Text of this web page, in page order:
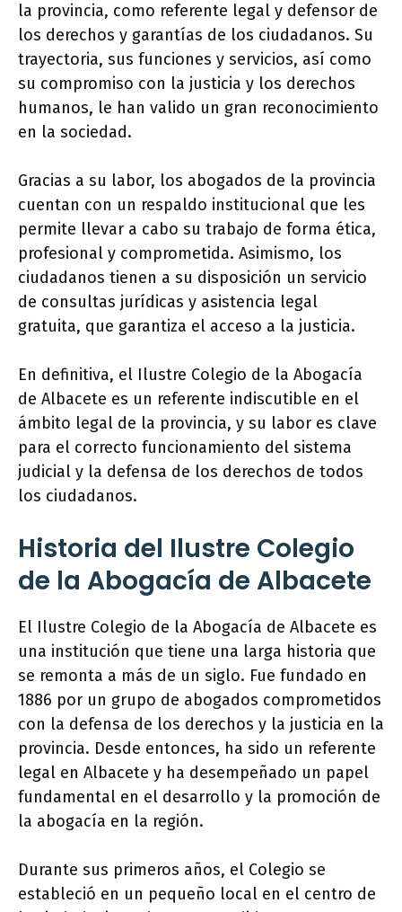
la provincia, como referente legal y defensor de
los derechos y garantías de los ciudadanos. Su
trayectoria, sus funciones y servicios, así como
su compromiso con la justicia y los derechos
humanos, le han valido un gran reconocimiento
en la sociedad.
Gracias a su labor, los abogados de la provincia
cuentan con un respaldo institucional que les
permite llevar a cabo su trabajo de forma ética,
profesional y comprometida. Asimismo, los
ciudadanos tienen a su disposición un servicio
de consultas jurídicas y asistencia legal
gratuita, que garantiza el acceso a la justicia.
En definitiva, el Ilustre Colegio de la Abogacía
de Albacete es un referente indiscutible en el
ámbito legal de la provincia, y su labor es clave
para el correcto funcionamiento del sistema
judicial y la defensa de los derechos de todos
los ciudadanos.
Historia del Ilustre Colegio
de la Abogacía de Albacete
El Ilustre Colegio de la Abogacía de Albacete es
una institución que tiene una larga historia que
se remonta a más de un siglo. Fue fundado en
1886 por un grupo de abogados comprometidos
con la defensa de los derechos y la justicia en la
provincia. Desde entonces, ha sido un referente
legal en Albacete y ha desempeñado un papel
fundamental en el desarrollo y la promoción de
la abogacía en la región.
Durante sus primeros años, el Colegio se
estableció en un pequeño local en el centro de